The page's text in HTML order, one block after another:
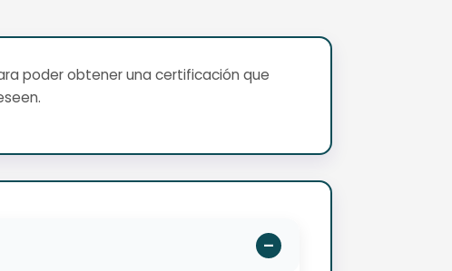
poder obtener una certificación que